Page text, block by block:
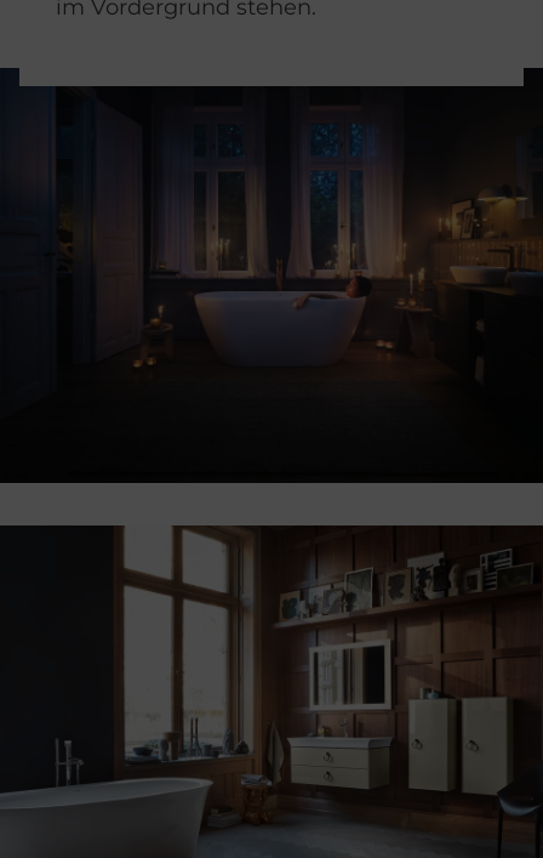
im Vordergrund stehen.